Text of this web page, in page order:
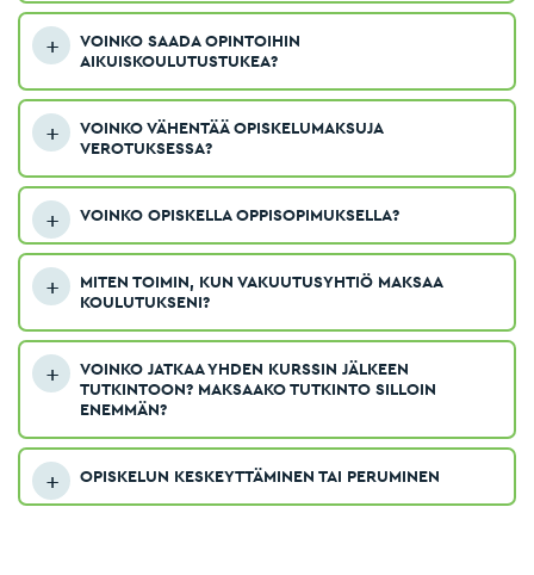
VOINKO SAADA OPINTOIHIN
AIKUISKOULUTUSTUKEA?
VOINKO VÄHENTÄÄ OPISKELUMAKSUJA
VEROTUKSESSA?
VOINKO OPISKELLA OPPISOPIMUKSELLA?
MITEN TOIMIN, KUN VAKUUTUSYHTIÖ MAKSAA
KOULUTUKSENI?
VOINKO JATKAA YHDEN KURSSIN JÄLKEEN
TUTKINTOON? MAKSAAKO TUTKINTO SILLOIN
ENEMMÄN?
OPISKELUN KESKEYTTÄMINEN TAI PERUMINEN